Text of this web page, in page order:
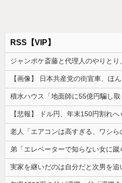
RSS【VIP】
【画像】 日本共産党の街宣車、ほ
【悲報】 ドル円、年末150円割れへ